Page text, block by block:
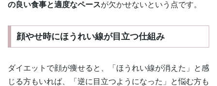
の良い食事と適度なペースが欠かせないという点です。
顔やせ時にほうれい線が目立つ仕組み
ダイエットで顔が痩せると、「ほうれい線が消えた」と感
じる方もいれば、「逆に目立つようになった」と悩む方も